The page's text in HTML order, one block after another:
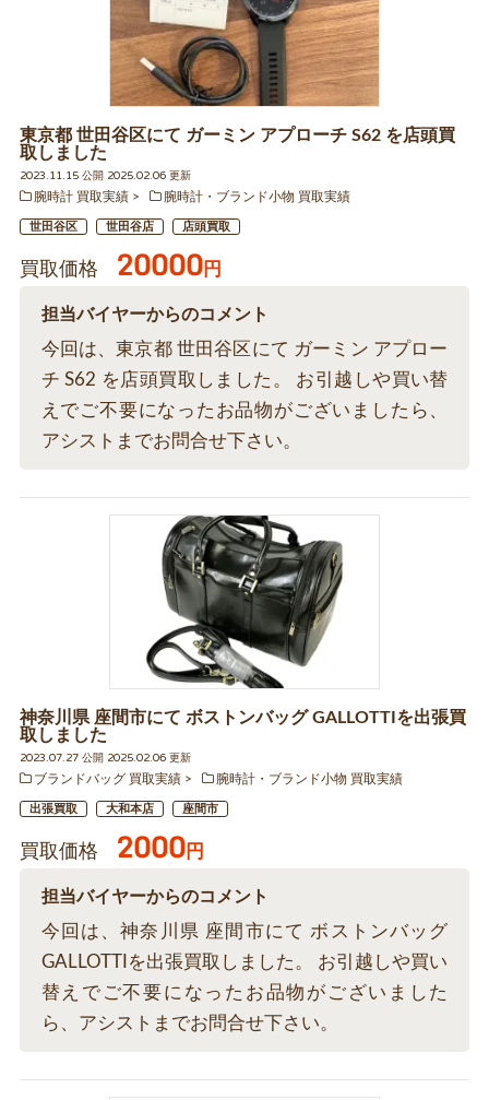
東京都 世田谷区にて ガーミン アプローチ S62 を店頭買
取しました
2023.11.15 公開 2025.02.06 更新
腕時計 買取実績
腕時計・ブランド小物 買取実績
世田谷区 世田谷店 店頭買取
買取価格 20000円
担当バイヤーからのコメント
今回は、東京都 世田谷区にて ガーミン アプロー
チ S62 を店頭買取しました。 お引越しや買い替
えでご不要になったお品物がございましたら、
アシストまでお問合せ下さい。
神奈川県 座間市にて ボストンバッグ GALLOTTIを出張買
取しました
2023.07.27 公開 2025.02.06 更新
ブランドバッグ 買取実績
腕時計・ブランド小物 買取実績
出張買取 大和本店 座間市
買取価格 2000円
担当バイヤーからのコメント
今回は、神奈川県 座間市にて ボストンバッグ
GALLOTTIを出張買取しました。 お引越しや買い
替えでご不要になったお品物がございました
ら、アシストまでお問合せ下さい。